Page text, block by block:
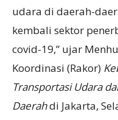
udara di daerah-
kembali sektor
covid-19,” ujar
Koordinasi (Rakor)
Transportasi Udara
Daerahdi Jakarta,